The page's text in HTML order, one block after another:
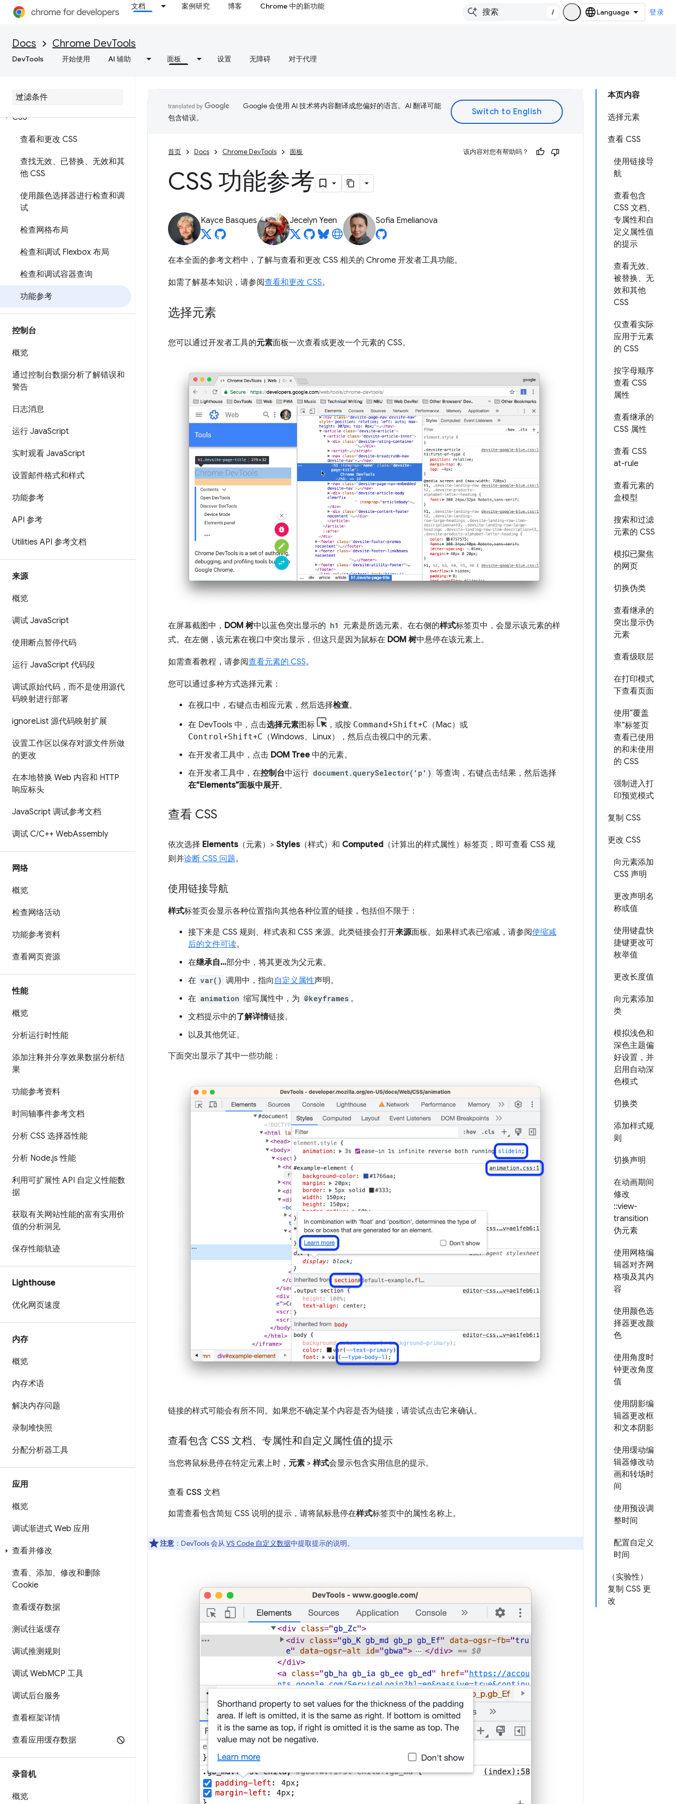
文档 案例研究 博客 Chrome 中的新功能
/ 登录
Docs Chrome DevTools
DevTools 开始使用 AI 辅助 面板 设置 无障碍 对于代理
元素
DOM
CSS
查看和更改 CSS
查找无效、已替换、无效和其
他 CSS
使用颜色选择器进行检查和调
试
检查网格布局
检查和调试 Flexbox 布局
检查和调试容器查询
功能参考
控制台
概览
通过控制台数据分析了解错误和
警告
日志消息
运行 JavaScript
实时观看 JavaScript
设置邮件格式和样式
功能参考
API 参考
Utilities API 参考文档
来源
概览
调试 JavaScript
使用断点暂停代码
运行 JavaScript 代码段
调试原始代码，而不是使用源代
码映射进行部署
ignoreList 源代码映射扩展
设置工作区以保存对源文件所做
的更改
在本地替换 Web 内容和 HTTP
响应标头
JavaScript 调试参考文档
调试 C/C++ WebAssembly
网络
概览
检查网络活动
功能参考资料
查看网页资源
性能
概览
分析运行时性能
添加注释并分享效果数据分析结
果
功能参考资料
时间轴事件参考文档
分析 CSS 选择器性能
分析 Node.js 性能
利用可扩展性 API 自定义性能数
据
获取有关网站性能的富有实用价
值的分析洞见
保存性能轨迹
Lighthouse
优化网页速度
内存
概览
内存术语
解决内存问题
录制堆快照
分配分析器工具
应用
概览
调试渐进式 Web 应用
查看并修改
查看、添加、修改和删除
Cookie
查看缓存数据
测试往返缓存
调试推测规则
调试 WebMCP 工具
调试后台服务
查看框架详情
查看应用缓存数据
录音机
概览
本页内容
选择元素
查看 CSS
使用链接导
航
查看包含
CSS 文档、
专属性和自
定义属性值
的提示
查看无效、
被替换、无
效和其他
CSS
仅查看实际
应用于元素
的 CSS
按字母顺序
查看 CSS
属性
查看继承的
CSS 属性
查看 CSS
at-rule
查看元素的
盒模型
搜索和过滤
元素的 CSS
模拟已聚焦
的网页
切换伪类
查看继承的
突出显示伪
元素
查看级联层
在打印模式
下查看页面
使用“覆盖
率”标签页
查看已使用
的和未使用
的 CSS
强制进入打
印预览模式
复制 CSS
更改 CSS
向元素添加
CSS 声明
更改声明名
称或值
使用键盘快
捷键更改可
枚举值
更改长度值
向元素添加
类
模拟浅色和
深色主题偏
好设置，并
启用自动深
色模式
切换类
添加样式规
则
切换声明
在动画期间
修改
::view-
transition
伪元素
使用网格编
辑器对齐网
格项及其内
容
使用颜色选
择器更改颜
色
使用角度时
钟更改角度
值
使用阴影编
辑器更改框
和文本阴影
使用缓动编
辑器修改动
画和转场时
间
使用预设调
整时间
配置自定义
时间
（实验性）
复制 CSS 更
改
Google 会使用 AI 技术将内容翻译成您偏好的语言。AI 翻译可能
包含错误。
首页 Docs Chrome DevTools 面板 该内容对您有帮助吗？
CSS 功能参考
Kayce Basques Jecelyn Yeen Sofia Emelianova
在本全面的参考文档中，了解与查看和更改 CSS 相关的 Chrome 开发者工具功能。
如需了解基本知识，请参阅查看和更改 CSS。
选择元素
您可以通过开发者工具的元素面板一次查看或更改一个元素的 CSS。
在屏幕截图中， DOM 树中以蓝色突出显示的 h1 元素是所选元素。在右侧的样式标签页中，会显示该元素的样
式。在左侧，该元素在视口中突出显示，但这只是因为鼠标在 DOM 树中悬停在该元素上。
如需查看教程，请参阅查看元素的 CSS。
您可以通过多种方式选择元素：
在视口中，右键点击相应元素，然后选择检查。
在 DevTools 中，点击选择元素图标 ，或按 Command+Shift+C （Mac）或
Control+Shift+C （Windows、Linux），然后点击视口中的元素。
在开发者工具中，点击 DOM Tree 中的元素。
在开发者工具中，在控制台中运行 document.querySelector('p') 等查询，右键点击结果，然后选择
在“Elements”面板中展开。
查看 CSS
依次选择 Elements（元素）> Styles（样式）和 Computed （计算出的样式属性）标签页，即可查看 CSS 规
则并诊断 CSS 问题。
使用链接导航
样式标签页会显示各种位置指向其他各种位置的链接，包括但不限于：
接下来是 CSS 规则、样式表和 CSS 来源。此类链接会打开来源面板。如果样式表已缩减，请参阅使缩减
后的文件可读。
在继承自...部分中，将其更改为父元素。
在 var() 调用中，指向 自定义属性声明。
在 animation 缩写属性中，为 @keyframes 。
文档提示中的了解详情链接。
以及其他凭证。
下面突出显示了其中一些功能：
链接的样式可能会有所不同。如果您不确定某个内容是否为链接，请尝试点击它来确认。
查看包含 CSS 文档、专属性和自定义属性值的提示
当您将鼠标悬停在特定元素上时， 元素 > 样式会显示包含实用信息的提示。
查看 CSS 文档
如需查看包含简短 CSS 说明的提示，请将鼠标悬停在样式标签页中的属性名称上。
注意 ：DevTools 会从 VS Code 自定义数据中提取提示的说明。